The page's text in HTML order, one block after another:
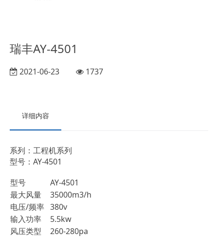
瑞丰AY-4501
2021-06-23 1737
详细内容
系列：工程机系列
型号：AY-4501
型号
AY-4501
最大风量
35000m3/h
电压/频率 380v
输入功率
5.5kw
风压类型
260-280pa